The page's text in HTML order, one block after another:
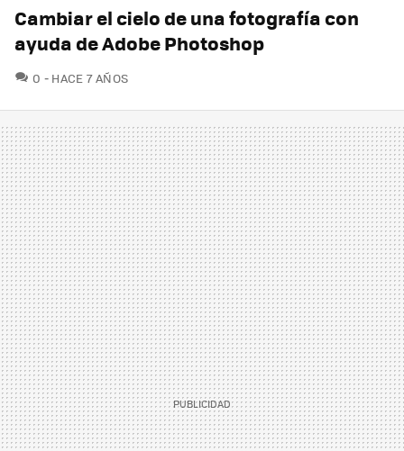
Cambiar el cielo de una fotografía con
ayuda de Adobe Photoshop
0 COMENTARIOS
HACE 7 AÑOS